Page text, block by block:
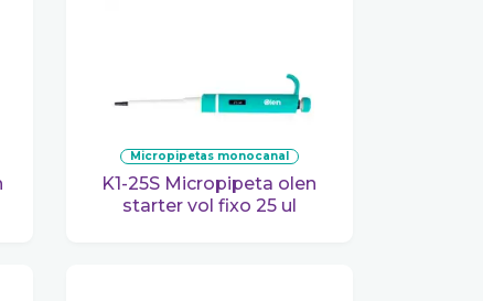
micropipetas monocanal
K1-25S Micropipeta olen
starter vol fixo 25 ul